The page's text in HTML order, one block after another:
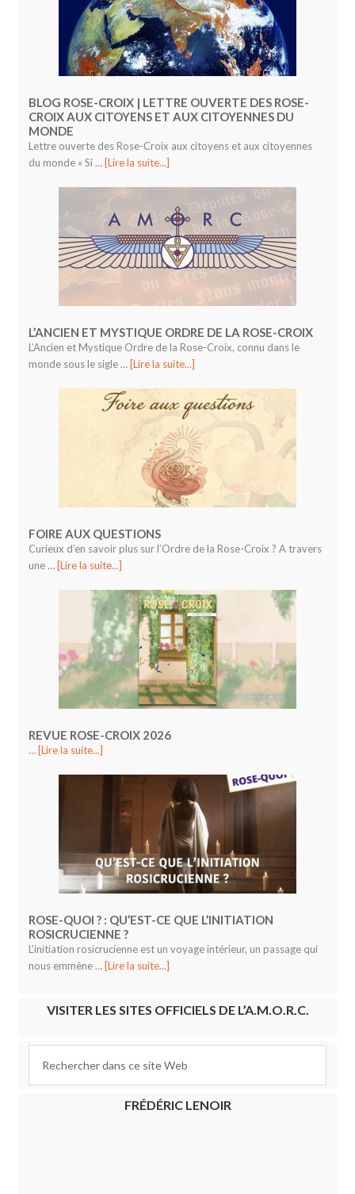
BLOG ROSE-CROIX | LETTRE OUVERTE DES ROSE-
CROIX AUX CITOYENS ET AUX CITOYENNES DU
MONDE
Lettre ouverte des Rose-Croix aux citoyens et aux citoyennes
du monde « Si … [Lire la suite...]
L’ANCIEN ET MYSTIQUE ORDRE DE LA ROSE-CROIX
L’Ancien et Mystique Ordre de la Rose-Croix, connu dans le
monde sous le sigle … [Lire la suite...]
FOIRE AUX QUESTIONS
Curieux d’en savoir plus sur l’Ordre de la Rose-Croix ? A travers
une … [Lire la suite...]
REVUE ROSE-CROIX 2026
… [Lire la suite...]
ROSE-QUOI ? : QU’EST-CE QUE L’INITIATION
ROSICRUCIENNE ?
L’initiation rosicrucienne est un voyage intérieur, un passage qui
nous emmène … [Lire la suite...]
VISITER LES SITES OFFICIELS DE L’A.M.O.R.C.
FRÉDÉRIC LENOIR